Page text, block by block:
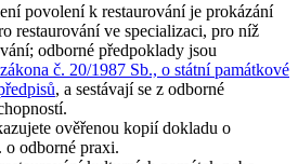
povolení k restaurování je prokázání
restaurování ve specializaci, pro níž
odborné předpoklady jsou
č. 20/1987 Sb., o státní památkové
, a sestávají se z odborné
ověřenou kopií dokladu o
o odborné praxi.